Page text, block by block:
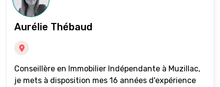
Aurélie Thébaud
Conseillère en Immobilier Indépendante à Muzillac,
je mets à disposition mes 16 années d'expérience